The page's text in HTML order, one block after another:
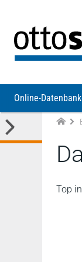
Online-
Top